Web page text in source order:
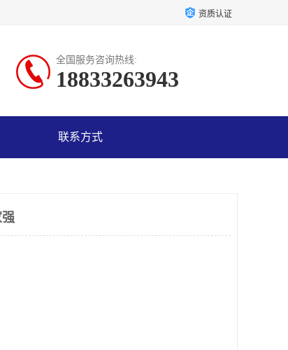
资质认证
全国服务咨询热线:
18833263943
联系方式